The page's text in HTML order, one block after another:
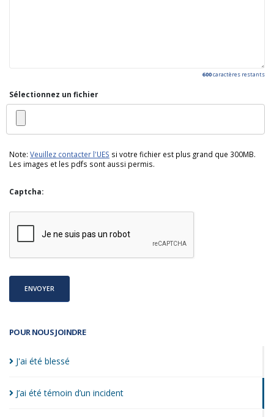
POUR NOUS JOINDRE
J'ai été blessé
J’ai été témoin d’un incident
600caractères restants
Sélectionnez un fichier
Note: Veuillez contacter l'UES si votre fichier est plus grand que 300MB.
Les images et les pdfs sont aussi permis.
Captcha:
ENVOYER